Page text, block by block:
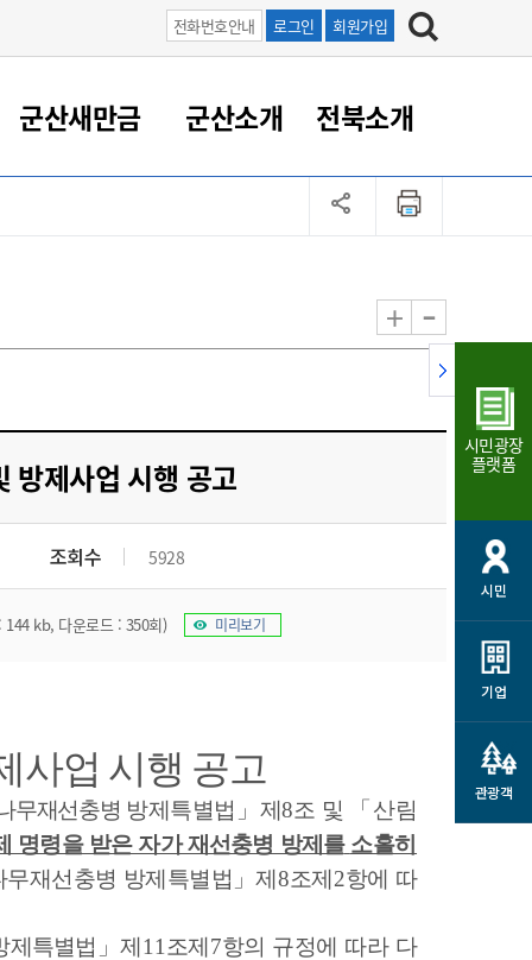
전화번호안내 로그인 회원가입
지방세
지방세환급금신청
지방세 상담챗봇
템
서비
주택
도시재생
도시재생(현장)지원센터
도시재생시설 현황
민방위/재난안전
풍수해보험
재해예방
시민대상보험
영조물 배상보험
군산시민 안전보험
새만금산업단지
산업단지 지도
항만/여객/공항/철도/컨벤
션
농업/축산업
소상공인 지원
소상공인지원
관련기관 안내
군산시착한가격업소
정책실명제 중점관리 대상
조직운영6대지표
과장급이상 상위직 비율
공무원 1인당 주민수
재정정보 공개
군산새만금
군산새만금 홍보 영상
군산소개
계
규제정보포털
전북소개
+ -
방제사업 시행 공고
조회수 5928
144 kb, 다운로드 : 350회) 미리보기
사업 시행 공고
무재선충병 방제특별법 」 제8조 및 「 산림
명령을 받은 자가 재선충병 방제를 소홀히
무재선충병 방제특별법 」제 8조제 2항에 따
제특별법 」제 11 조제 7항의 규정에 따라 다
시민광장
플랫폼
시민
기업
관광객